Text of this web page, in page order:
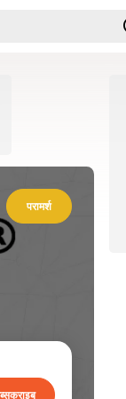
परामर्श